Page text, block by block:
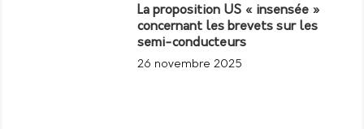
La proposition US « insensée »
concernant les brevets sur les
semi-conducteurs
26 novembre 2025